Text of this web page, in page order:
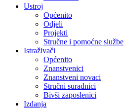
Ustroj
Općenito
Odjeli
Projekti
Stručne i pomoćne službe
Istraživači
Općenito
Znanstvenici
Znanstveni novaci
Stručni suradnici
Bivši zaposlenici
Izdanja